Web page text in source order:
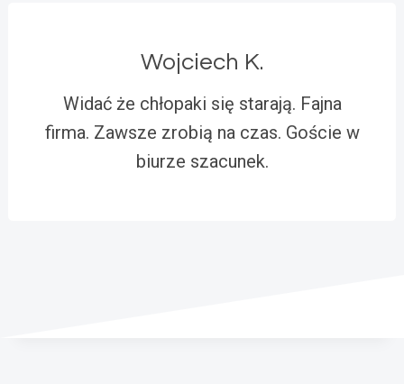
Wojciech K.
Widać że chłopaki się starają. Fajna
firma. Zawsze zrobią na czas. Goście w
biurze szacunek.